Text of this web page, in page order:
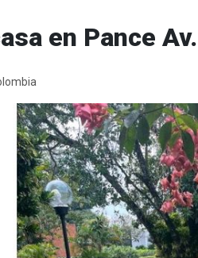
en Pance